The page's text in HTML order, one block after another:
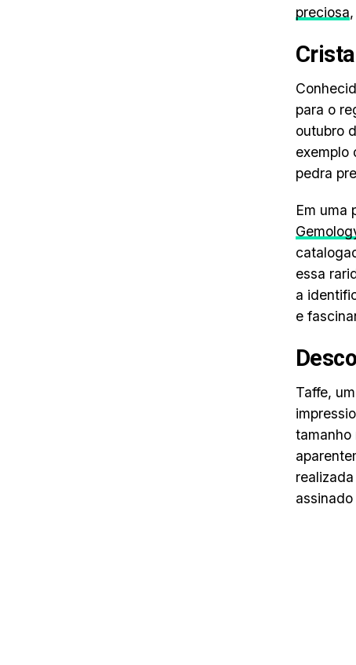
preciosa
para o
outubro
exemplo
pedra
Em uma
essa
a
e
Taffe,
tamanho
assinado